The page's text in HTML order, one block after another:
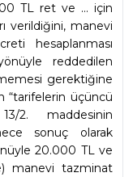
TL ret ve ... için
verildiğini, manevi
hesaplanması
reddedilen
gerektiğine
“tarifelerin üçüncü
2. maddesinin
sonuç olarak
20.000 TL ve
manevi tazminat